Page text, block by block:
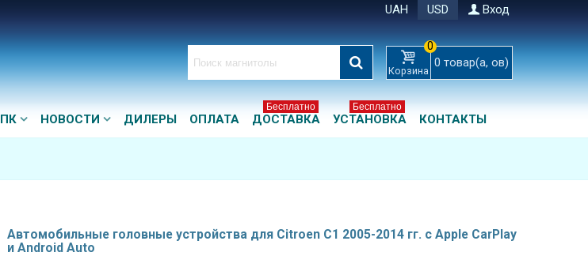
UAH USD Вход
Корзина
0
0 товар(а, ов)
ПК НОВОСТИ ДИЛЕРЫ ОПЛАТА ДОСТАВКА
Бесплатно
УСТАНОВКА
Бесплатно
КОНТАКТЫ
Автомобильные головные устройства для Citroen C1 2005-2014 гг. с Apple CarPlay
и Android Auto